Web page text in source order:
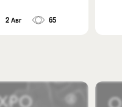
2 Авг 65